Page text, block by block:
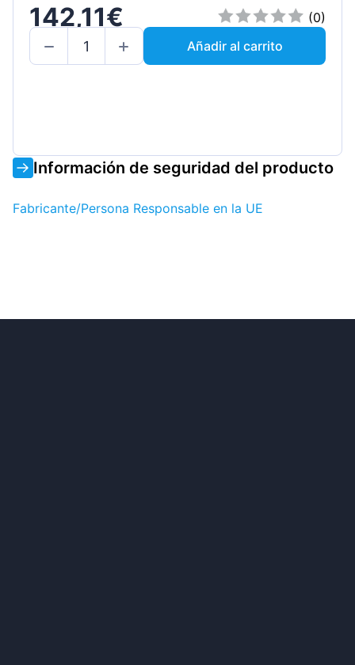
142,11€
(0)
Añadir al carrito
Información de seguridad del producto
Fabricante/Persona Responsable en la UE